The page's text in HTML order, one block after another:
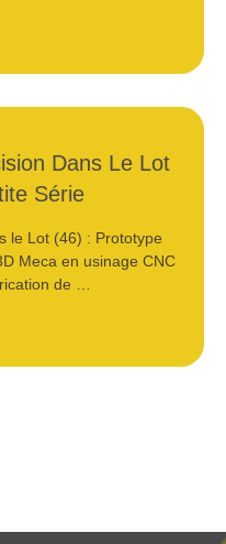
Dans Le Lot
Série
le Lot (46) : Prototype
Meca en usinage CNC
de …